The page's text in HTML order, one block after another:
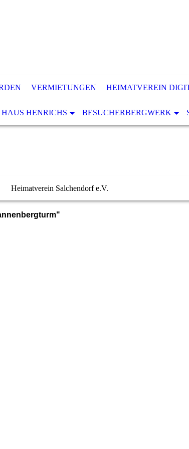
VERMIETUNGEN HEIMATVEREIN
HAUS HENRICHS BESUCHERBERGWERK
Heimatverein Salchendorf e.V.